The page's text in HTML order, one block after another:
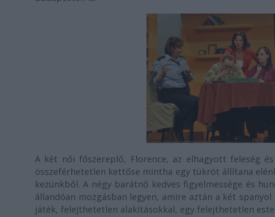
A két női főszereplő, Florence, az elhagyott feleség
összeférhetetlen kettőse mintha egy tükröt állítana
kezünkből. A négy barátnő kedves figyelmessége és
állandóan mozgásban legyen, amire aztán a két
játék, felejthetetlen alakításokkal, egy felejthetetlen